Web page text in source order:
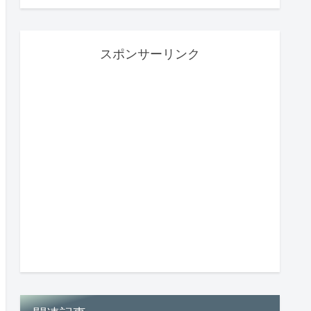
スポンサーリンク